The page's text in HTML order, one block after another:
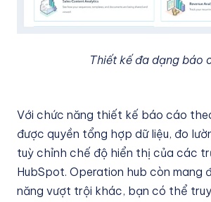
Thiết kế đa dạng báo
Với chức năng thiết kế báo cáo
được quyền tổng hợp dữ liệu, đo
tuỳ chỉnh chế độ hiển thị của các
HubSpot. Operation hub còn mang
năng vượt trội khác, bạn có thể